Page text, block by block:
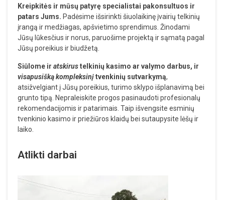
Kreipkitės ir mūsų patyrę specialistai pakonsultuos ir
patars Jums. Padėsime išsirinkti šiuolaikinę įvairių telkinių
įrangą ir medžiagas, apšvietimo sprendimus. Žinodami
Jūsų lūkesčius ir norus, paruošime projektą ir sąmatą pagal
Jūsų poreikius ir biudžetą.
Siūlome ir atskirustelkinių kasimo ar valymo darbus, ir
visapusišką kompleksinįtvenkinių sutvarkymą,
atsižvelgiant į Jūsų poreikius, turimo sklypo išplanavimą bei
grunto tipą. Nepraleiskite progos pasinaudoti profesionalų
rekomendacijomis ir patarimais. Taip išvengsite esminių
tvenkinio kasimo ir priežiūros klaidų bei sutaupysite lėšų ir
laiko.
Atlikti darbai